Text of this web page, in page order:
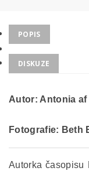
POPIS
DISKUZE
Autor: Antonia af
Fotografie: Beth
Autorka časopisu